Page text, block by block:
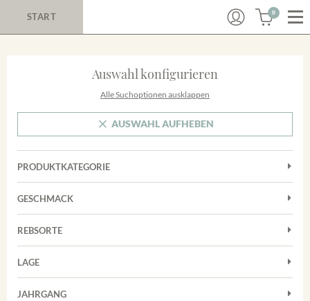
START 0
Auswahl konfigurieren
Alle Suchoptionen ausklappen
AUSWAHL AUFHEBEN
PRODUKTKATEGORIE
Cuvées
Rosé
Weißwein
GESCHMACK
Trocken
REBSORTE
Chardonnay
Grauburgunder
LAGE
Achkarrer Schlossberg
JAHRGANG